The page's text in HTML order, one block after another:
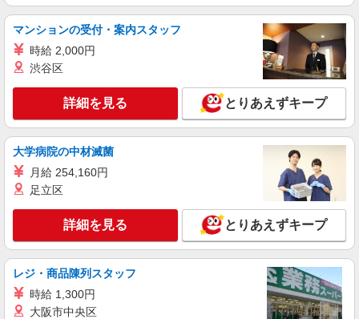
パート
すき家 イオンモール浜松市野店
すき家の店舗スタッフ（接客・調理・清掃な
時給1,250円 ※高校生時給1,100円
静岡県浜松市中央区天王町字諏訪1981-3イオン
モール 浜松市野ショッピングセンター2F
詳細を見る
アルバイト
すき家 1国浜松卸本町店
すき家の店舗スタッフ（接客・調理・清掃な
ど）
時給1,250円 ※22:00〜翌5:00：時給1,563円 ※
高校生時給1,150円 ※早朝手当（5:00〜9:00）時給
静岡県浜松市中央区卸本町103-1
マンションの受付・案内スタッフ
時給 2,000円
渋谷区
詳細を見る とりあえずキープ
大学病院の中材滅菌
月給 254,160円
足立区
詳細を見る とりあえずキープ
レジ・商品陳列スタッフ
時給 1,300円
大阪市中央区